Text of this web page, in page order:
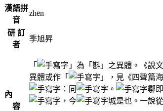
漢語拼
音
zhēn
研 訂
者
季旭昇
內
容
「 」為「斟」之異體。《說
異體或作「
」，見《四聲篇
：同
。 鄩即
，今
城是也。一說